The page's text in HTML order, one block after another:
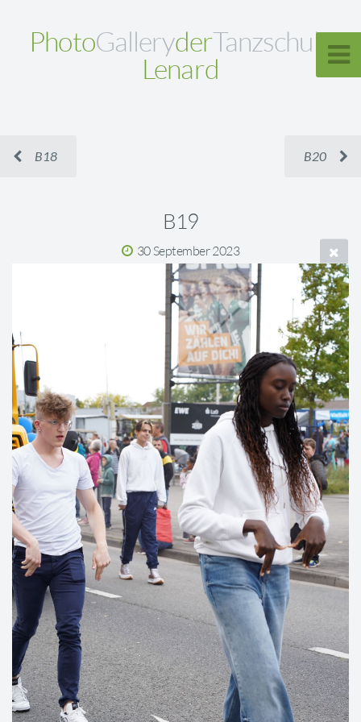
PhotoGalleryderTanzschule
Lenard
B18 B20
B19
30 September 2023